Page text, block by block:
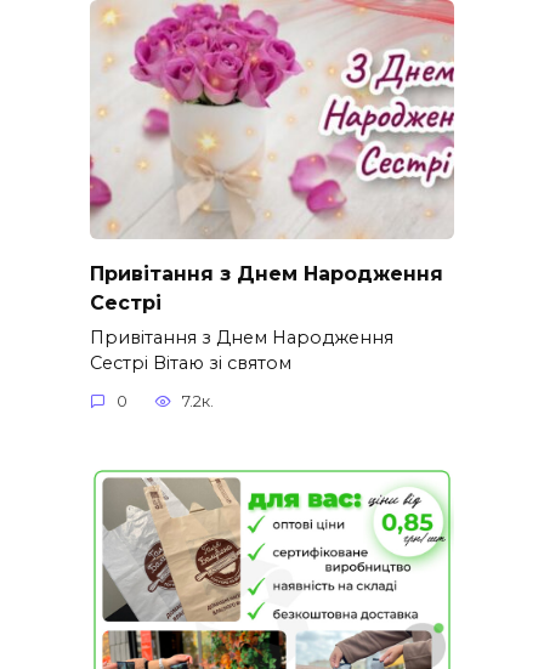
Привітання з Днем Народження
Сестрі
Привітання з Днем Народження
Сестрі Вітаю зі святом
0 7.2к.